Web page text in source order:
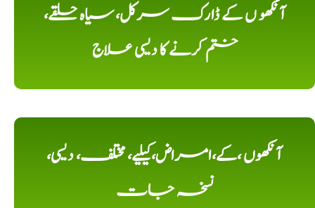
آنکھو ں کے ڈارک سرکل، سیاہ حلقے،
ختم کرنے کا دیسی علاج
آنکھوں ،کے،امراض،کیلیے، مختلف، دیسی،
نسخہ جات